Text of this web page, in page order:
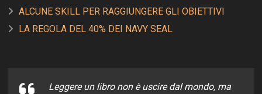
ALCUNE SKILL PER RAGGIUNGERE GLI OBIETTIVI
LA REGOLA DEL 40% DEI NAVY SEAL
Leggere un libro non è uscire dal mondo, ma